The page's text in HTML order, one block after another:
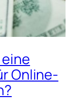
Online-